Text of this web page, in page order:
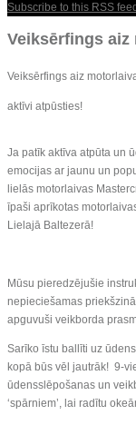
Subscribe to this RSS feed
Veiksērfings aiz
Veiksērfings aiz
aktīvi atpūsties!
Ja patīk aktīva atpūta un
emocijas ar jaunu un
lielās motorlaivas
īpaši aprīkotas
Lielajā Baltezerā!
Mūsu pieredzējušie
nepieciešamas
apguvuši veikborda
Sarīko īstu ballīti uz
kopā būs vēl jautrāk! 9-
ūdensslēpošanas un
‘spārniem’, lai radītu